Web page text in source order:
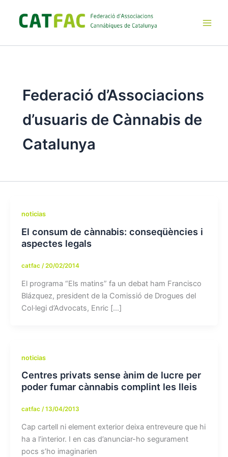
contenido
Federació d’Associacions
d’usuaris de Cànnabis de
Catalunya
noticias
El consum de cànnabis: conseqüències i
aspectes legals
catfac /20/02/2014
El programa “Els matins” fa un debat ham Francisco
Blázquez, president de la Comissió de Drogues del
Col·legi d’Advocats, Enric […]
noticias
Centres privats sense ànim de lucre per
poder fumar cànnabis complint les lleis
catfac /13/04/2013
Cap cartell ni element exterior deixa entreveure que hi
ha a l’interior. I en cas d’anunciar-ho segurament
pocs s’ho imaginarien